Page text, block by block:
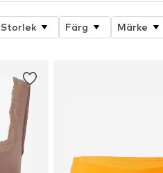
Storlek Färg Märke